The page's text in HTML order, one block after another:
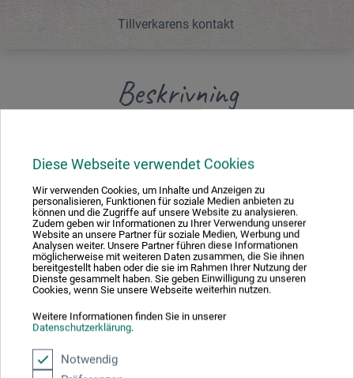
Diese Webseite verwendet Cookies
Wir verwenden Cookies, um Inhalte und Anzeigen zu
personalisieren, Funktionen für soziale Medien anbieten zu
können und die Zugriffe auf unsere Website zu analysieren.
Zudem geben wir Informationen zu Ihrer Verwendung unserer
Website an unsere Partner für soziale Medien, Werbung und
Analysen weiter. Unsere Partner führen diese Informationen
möglicherweise mit weiteren Daten zusammen, die Sie ihnen
bereitgestellt haben oder die sie im Rahmen Ihrer Nutzung der
Dienste gesammelt haben. Sie geben Einwilligung zu unseren
Cookies, wenn Sie unsere Webseite weiterhin nutzen.
Weitere Informationen finden Sie in unserer
Datenschutzerklärung.
Notwendig
Tillverkarens kontakt
Beskrivning
cirka 3,5 cm, pensellängd 17 cm. Bambuskaftet är
Svart ändstycke. Praktisk ögla på träskaftet för
upphängning.
Tillverkarens kontakt
Här hittar du tillverkarens kontaktuppgifter för den här